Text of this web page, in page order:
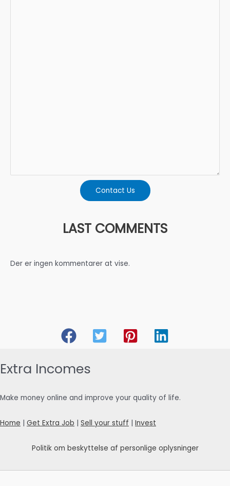
Contact Us
LAST COMMENTS
Der er ingen kommentarer at vise.
Extra Incomes
Make money online and improve your quality of life.
Home Get Extra Job Sell your stuff Invest
Politik om beskyttelse af personlige oplysninger